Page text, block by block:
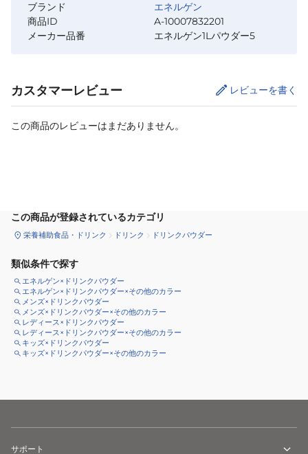
ブランド
エネルゲン
商品ID
A-10007832201
メーカー品番
エネルゲン1Lパウダー5
カスタマーレビュー レビューを書く
この商品のレビューはまだありません。
この商品が登録されているカテゴリ
栄養補助食品・ドリンク ドリンク ドリンクパウダー
類似条件で探す
エネルゲン×ドリンクパウダー
エネルゲン×ドリンクパウダー×その他のカラー
メンズ×ドリンクパウダー
メンズ×ドリンクパウダー×その他のカラー
レディース×ドリンクパウダー
レディース×ドリンクパウダー×その他のカラー
キッズ×ドリンクパウダー
キッズ×ドリンクパウダー×その他のカラー
サポート